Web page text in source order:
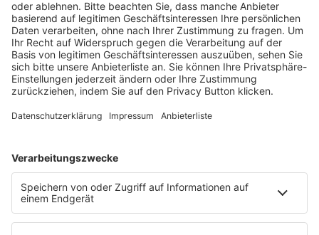
Ein Fachbereich der
dfv Mediengruppe
Mainzer Landstr. 251
60326 Frankfurt am Main
E-Mail:info@ruw.de
Web:https://www.ruw.de
AGB
Datenschutzerklärung
Genderhinweis
Cookie-Einstellungen